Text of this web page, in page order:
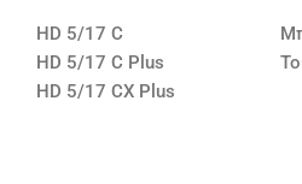
HD 5/17 C
HD 5/17 C Plus
HD 5/17 CX Plus